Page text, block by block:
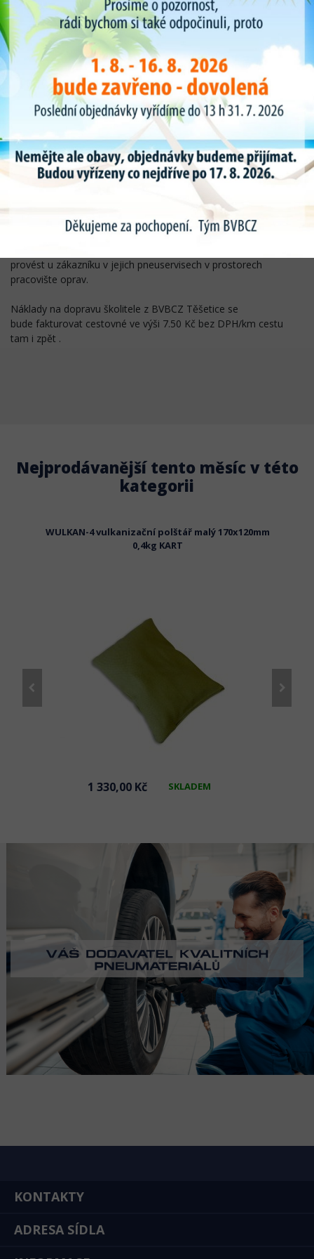
Rozširovací školení na opravy pneumatik materiálem
TRUFLEXPANG
– školení je zaměřené na absolventy Základního
školení nebo na opraváře s vetšími teoretickými a praktickými
zkušenostmi. Týká se provádění materiálem TRUFLEXPANG u
oprav poškozených osobních, nákladních,agro a prumyslových
pláštu. Pokud by byl zájemce o školení z osobního pneuservisu,
tak je možné se dohodnout na provádení oprav osobních pláštu.
Školení budou probíhat v rozsahu 8 vyučovacích hodin za jeden
den. Začátek v 8:00, konec v 15:30 hodin. V průběhu školení
budou krátké relaxaění pauzy a hodinová pauza na oběd.
Základní školení je za cenu 4500Kč bez DPH /1 den 1-2osoby .
provést u zákazníku v jejich pneuservisech v prostorech
pracovište oprav.
Náklady na dopravu školitele z BVBCZ Těšetice se
bude fakturovat cestovné ve výši 7.50 Kč bez DPH/km cestu
tam i zpět .
Nejprodávanější tento měsíc v této
kategorii
WULKAN-4 vulkanizační polštář malý 170x120mm
0,4kg KART
1 330,00 Kč SKLADEM
KONTAKTY
ADRESA SÍDLA